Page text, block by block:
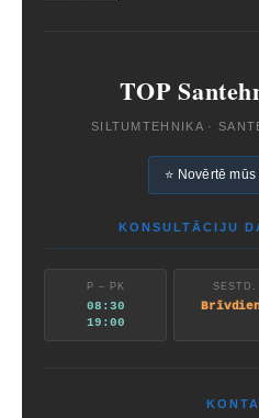
TOP
SILTUMTEHNIKA ·
⭐ Novērtē
KONSULTĀCIJU
P – PK
08:30
19:00
SESTD.